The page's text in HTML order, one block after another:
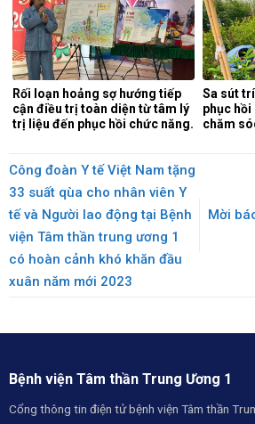
Rối loạn hoảng sợ hướng tiếp
cận điều trị toàn diện từ tâm lý
trị liệu đến phục hồi chức năng.
Sa sút
phục
chăm
Công đoàn Y tế Việt Nam tặng
33 suất qùa cho nhân viên Y
tế và Người lao động tại Bệnh
viện Tâm thần trung ương 1
có hoàn cảnh khó khăn đầu
xuân năm mới 2023
Mời
Bệnh viện Tâm thần Trung Ương 1
Cổng thông tin điện tử bệnh viện Tâm thần